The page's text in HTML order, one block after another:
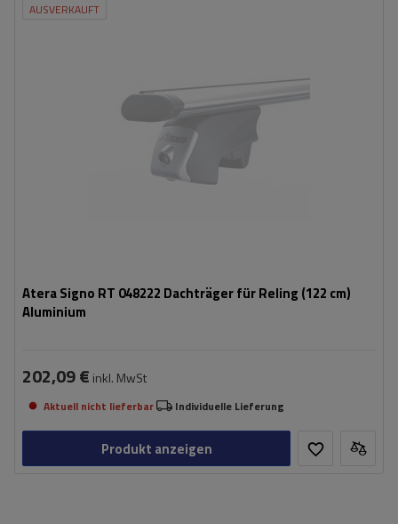
AUSVERKAUFT
Atera Signo RT 048222 Dachträger für Reling (122 cm)
Aluminium
202,09 € inkl. MwSt
Aktuell nicht lieferbar Individuelle Lieferung
Produkt anzeigen